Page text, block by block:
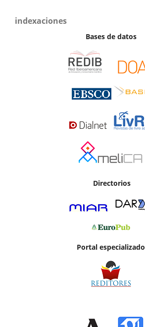
indexaciones
Bases de datos
Directorios
Portal especializado